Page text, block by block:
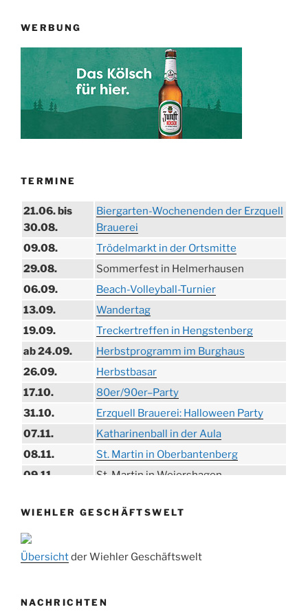
WERBUNG
TERMINE
21.06. bis
30.08.
Biergarten-Wochenenden der Erzquell
Brauerei
09.08.
Trödelmarkt in der Ortsmitte
29.08.
Sommerfest in Helmerhausen
06.09.
Beach-Volleyball-Turnier
13.09.
Wandertag
19.09.
Treckertreffen in Hengstenberg
ab 24.09.
Herbstprogramm im Burghaus
26.09.
Herbstbasar
17.10.
80er/90er–Party
31.10.
Erzquell Brauerei: Halloween Party
07.11.
Katharinenball in der Aula
08.11.
St. Martin in Oberbantenberg
09.11.
St. Martin in Weiershagen
11.11.
„DÜX“ im Burghaus
14.11.
15.11.
Konzert Bielsteiner Männerchor
27.11.
Anknipsfest an der Oberbantenberger
WIEHLER GESCHÄFTSWELT
Übersichtder Wiehler Geschäftswelt
NACHRICHTEN